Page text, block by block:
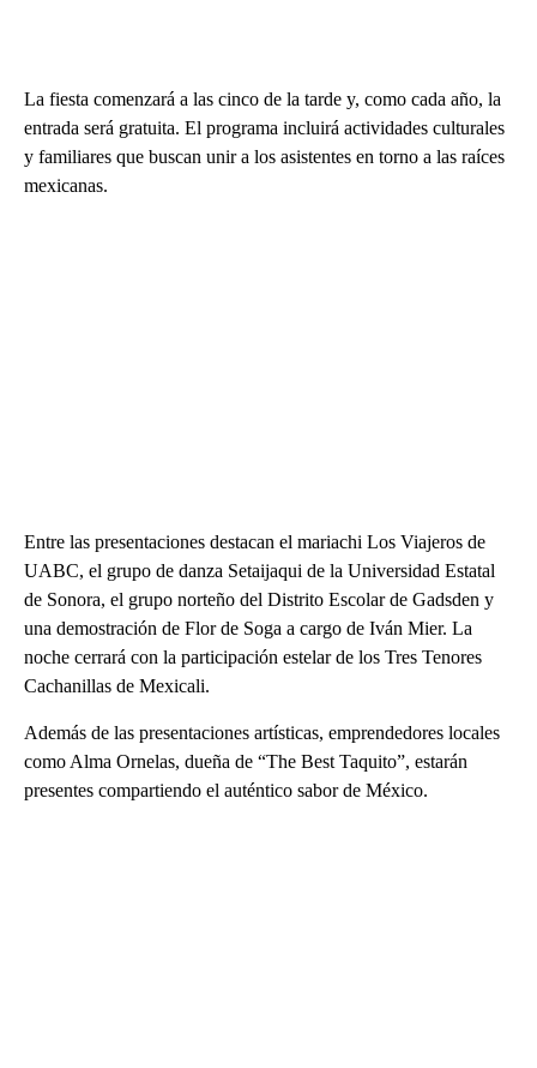
La fiesta comenzará a las cinco de la tarde y, como cada año, la
entrada será gratuita. El programa incluirá actividades culturales
y familiares que buscan unir a los asistentes en torno a las raíces
mexicanas.
Entre las presentaciones destacan el mariachi Los Viajeros de
UABC, el grupo de danza Setaijaqui de la Universidad Estatal
de Sonora, el grupo norteño del Distrito Escolar de Gadsden y
una demostración de Flor de Soga a cargo de Iván Mier. La
noche cerrará con la participación estelar de los Tres Tenores
Cachanillas de Mexicali.
Además de las presentaciones artísticas, emprendedores locales
como Alma Ornelas, dueña de “The Best Taquito”, estarán
presentes compartiendo el auténtico sabor de México.